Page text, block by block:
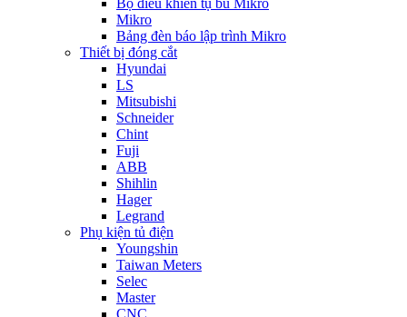
Bộ điều khiển tụ bù Mikro
Mikro
Bảng đèn báo lập trình Mikro
Thiết bị đóng cắt
Hyundai
LS
Mitsubishi
Schneider
Chint
Fuji
ABB
Shihlin
Hager
Legrand
Phụ kiện tủ điện
Youngshin
Taiwan Meters
Selec
Master
CNC